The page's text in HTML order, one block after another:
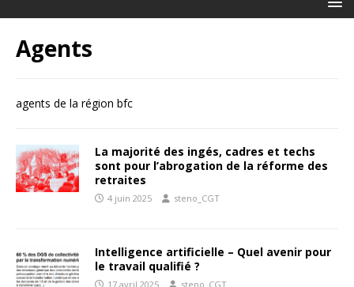
Agents
agents de la région bfc
La majorité des ingés, cadres et techs
sont pour l’abrogation de la réforme des
retraites
4 juin 2025 steno_CGT
Intelligence artificielle – Quel avenir pour
le travail qualifié ?
17 avril 2025 steno_CGT